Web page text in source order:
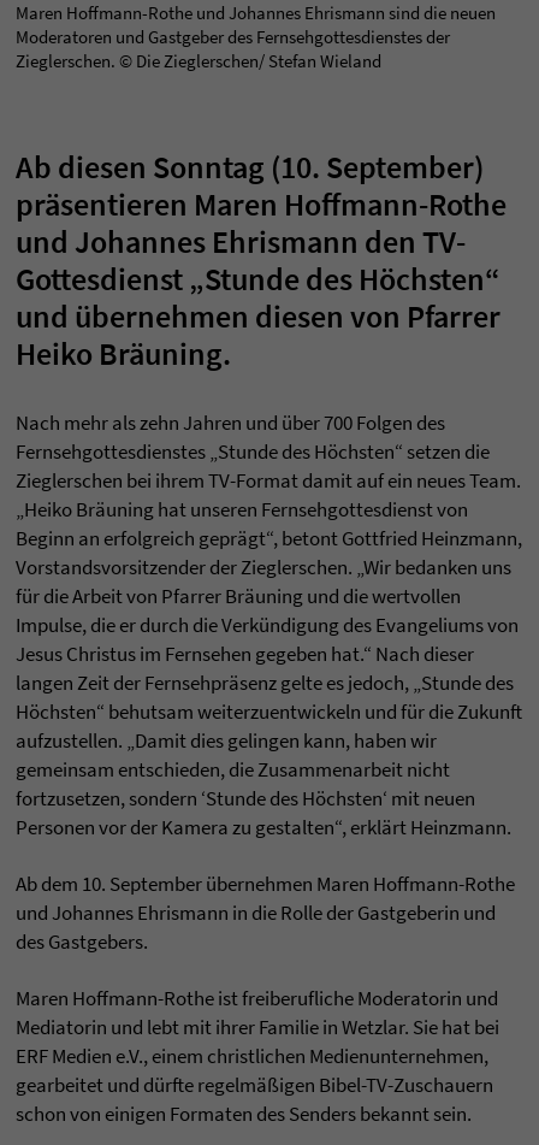
Maren Hoffmann-Rothe und Johannes Ehrismann sind die neuen
Moderatoren und Gastgeber des Fernsehgottesdienstes der
Zieglerschen. © Die Zieglerschen/ Stefan Wieland
Ab diesen Sonntag (10. September)
präsentieren Maren Hoffmann-Rothe
und Johannes Ehrismann den TV-
Gottesdienst „Stunde des Höchsten“
und übernehmen diesen von Pfarrer
Heiko Bräuning.
Nach mehr als zehn Jahren und über 700 Folgen des
Fernsehgottesdienstes „Stunde des Höchsten“ setzen die
Zieglerschen bei ihrem TV-Format damit auf ein neues Team.
„Heiko Bräuning hat unseren Fernsehgottesdienst von
Beginn an erfolgreich geprägt“, betont Gottfried Heinzmann,
Vorstandsvorsitzender der Zieglerschen. „Wir bedanken uns
für die Arbeit von Pfarrer Bräuning und die wertvollen
Impulse, die er durch die Verkündigung des Evangeliums von
Jesus Christus im Fernsehen gegeben hat.“ Nach dieser
langen Zeit der Fernsehpräsenz gelte es jedoch, „Stunde des
Höchsten“ behutsam weiterzuentwickeln und für die Zukunft
aufzustellen. „Damit dies gelingen kann, haben wir
gemeinsam entschieden, die Zusammenarbeit nicht
fortzusetzen, sondern ‘Stunde des Höchsten‘ mit neuen
Personen vor der Kamera zu gestalten“, erklärt Heinzmann.
Ab dem 10. September übernehmen Maren Hoffmann-Rothe
und Johannes Ehrismann in die Rolle der Gastgeberin und
des Gastgebers.
Maren Hoffmann-Rothe ist freiberufliche Moderatorin und
Mediatorin und lebt mit ihrer Familie in Wetzlar. Sie hat bei
ERF Medien e.V., einem christlichen Medienunternehmen,
gearbeitet und dürfte regelmäßigen Bibel-TV-Zuschauern
schon von einigen Formaten des Senders bekannt sein.